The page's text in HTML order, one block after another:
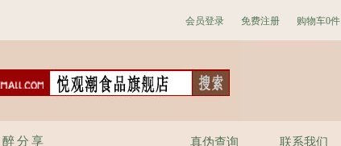
购物车0件
免费注册
会员登录
醉分享 联系我们
真伪查询